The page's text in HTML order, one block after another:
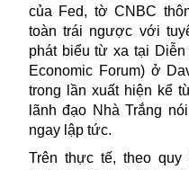
của Fed, tờ CNBC
toàn trái ngược với
phát biểu từ xa tại
Economic Forum) ở
trong lần xuất hiện kể
lãnh đạo Nhà Trắng
ngay lập tức.
Trên thực tế, theo quy